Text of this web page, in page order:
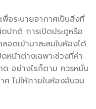
พื่อระบายอากาศเป็นสิ่งที่
ปกติ การเปิดประตูหรือ
อดเข้ามาสะสมในห้องได้
หน้าต่างเฉพาะช่วงที่ค่า
ด อย่างไรก็ตาม ควรหมั่น
ศ ไม่ให้ภายในห้องอับจน